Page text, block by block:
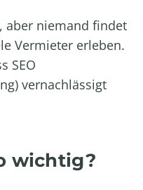
aber niemand findet
Vermieter erleben.
SEO
vernachlässigt
wichtig?